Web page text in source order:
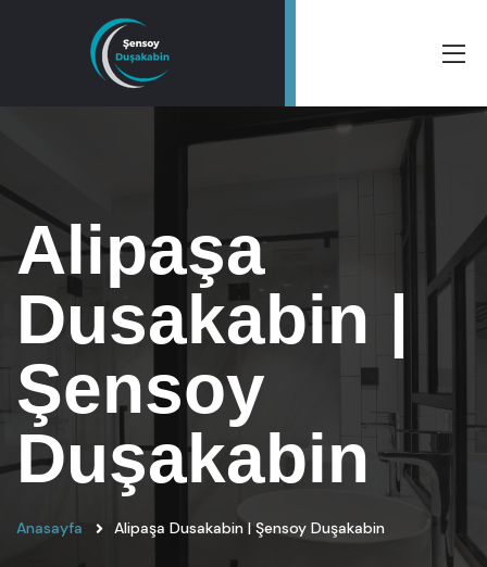
Alipaşa
Dusakabin |
Şensoy
Duşakabin
Anasayfa Alipaşa Dusakabin | Şensoy Duşakabin